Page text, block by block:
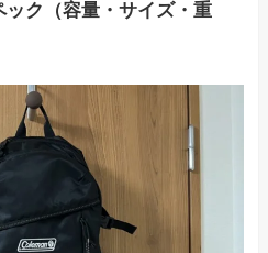
ック（容量・サイズ・重